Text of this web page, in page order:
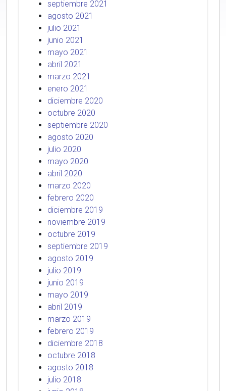
septiembre 2021
agosto 2021
julio 2021
junio 2021
mayo 2021
abril 2021
marzo 2021
enero 2021
diciembre 2020
octubre 2020
septiembre 2020
agosto 2020
julio 2020
mayo 2020
abril 2020
marzo 2020
febrero 2020
diciembre 2019
noviembre 2019
octubre 2019
septiembre 2019
agosto 2019
julio 2019
junio 2019
mayo 2019
abril 2019
marzo 2019
febrero 2019
diciembre 2018
octubre 2018
agosto 2018
julio 2018